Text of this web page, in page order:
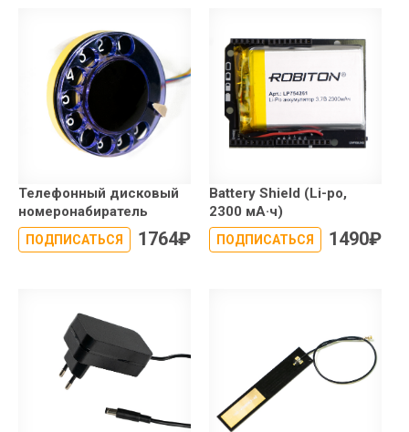
Телефонный дисковый
номеронабиратель
ПОДПИСАТЬСЯ 1764₽
Battery Shield (Li-po,
2300 мА·ч)
ПОДПИСАТЬСЯ 1490₽